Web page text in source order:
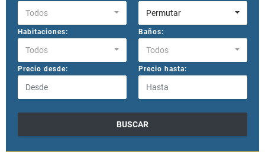
Todos Permutar
Habitaciones:
Todos
Baños:
Todos
Precio desde: Precio hasta:
BUSCAR